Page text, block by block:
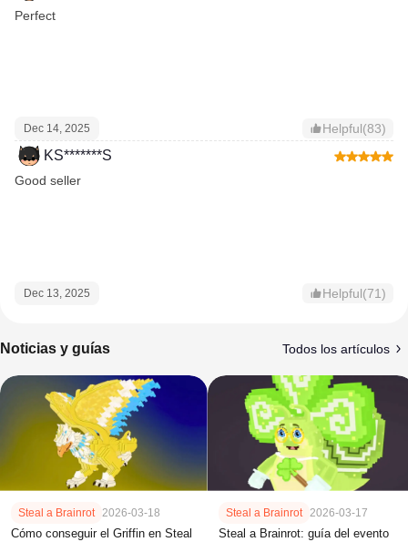
Perfect
Dec 14, 2025 Helpful(83)
KS*******S
Good seller
Dec 13, 2025 Helpful(71)
Noticias y guías Todos los artículos
Steal a Brainrot 2026-03-18
Cómo conseguir el Griffin en Steal
Steal a Brainrot 2026-03-17
Steal a Brainrot: guía del evento